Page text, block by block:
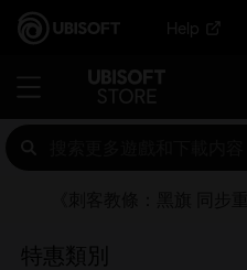
Help
特惠類別